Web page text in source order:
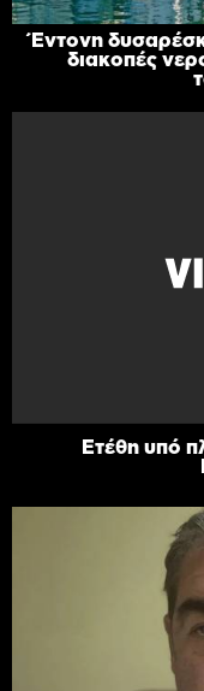
Έντονη
διακοπές
Ετέθη υπό